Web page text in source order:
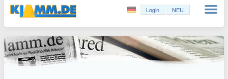
Login NEU